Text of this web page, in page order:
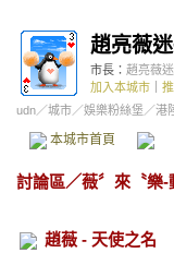
趙亮薇
市長： 趙亮薇迷
加入本城市
udn／城市／娛樂粉絲堡 ／港
本城市首頁
討論區／薇〞來〝樂-
趙薇 - 天使之名